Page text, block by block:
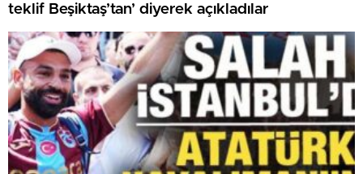
teklif Beşiktaş’tan’ diyerek açıkladılar